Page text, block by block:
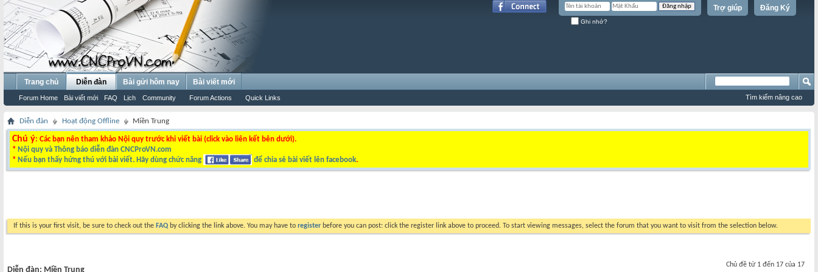
Đăng Ký
Trợ giúp
Ghi nhớ?
Trang chủ Diễn đàn
Forum Home Bài viết mới FAQ Lịch Community Forum Actions Quick Links
Bài gửi hôm nay Bài viết mới
Tìm kiếm nâng cao
Diễn đàn Hoạt động Offline Miền Trung
Chú ý: Các bạn nên tham khảo Nội quy trước khi viết bài (click vào liên kết bên dưới).
* Nội quy và Thông báo diễn đàn CNCProVN.com
* Nếu bạn thấy hứng thú với bài viết. Hãy dùng chức năng để chia sẻ bài viết lên facebook.
If this is your first visit, be sure to check out the FAQ by clicking the link above. You may have to register before you can post: click the register link above to proceed. To start viewing messages, select the forum that you want to visit from the selection below.
Chủ đề từ 1 đến 17 của 17
Diễn đàn: Miền Trung